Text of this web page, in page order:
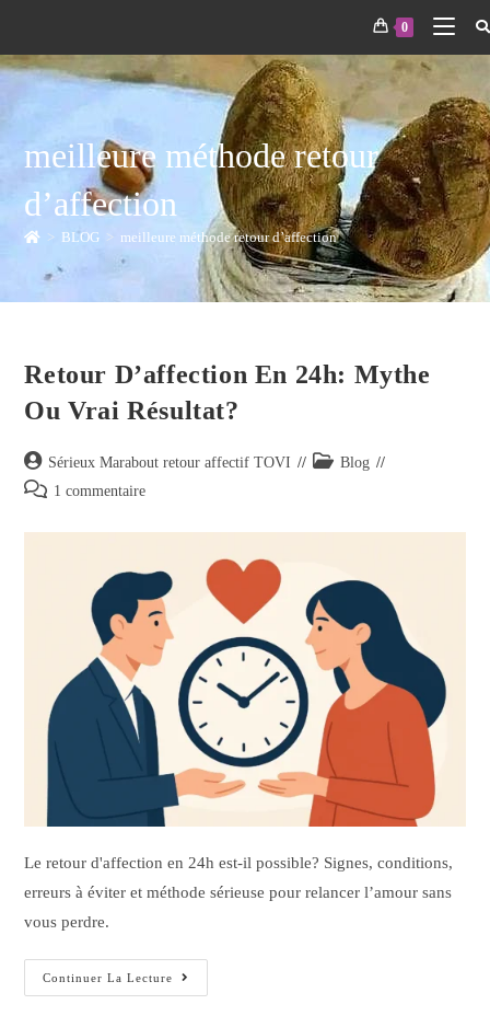
0
meilleure méthode retour
d’affection
> BLOG > meilleure méthode retour d’affection
Retour D’affection En 24h: Mythe
Ou Vrai Résultat?
Sérieux Marabout retour affectif TOVI
Blog
1 commentaire
Le retour d'affection en 24h est-il possible? Signes, conditions,
erreurs à éviter et méthode sérieuse pour relancer l’amour sans
vous perdre.
Continuer La Lecture